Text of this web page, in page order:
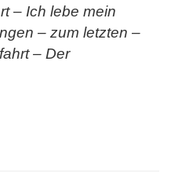
– Ich lebe mein
– zum letzten –
– Der